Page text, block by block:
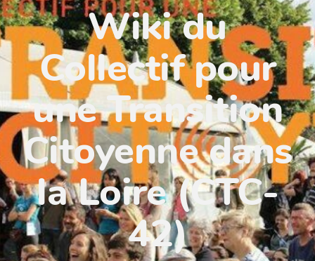
Wiki du
Collectif pour
une Transition
Citoyenne dans
la Loire (CTC-
42)